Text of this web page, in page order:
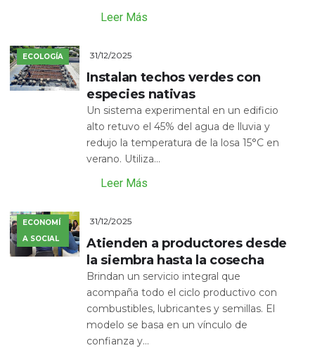
Leer Más
ECOLOGÍA 31/12/2025
Instalan techos verdes con
especies nativas
Un sistema experimental en un edificio
alto retuvo el 45% del agua de lluvia y
redujo la temperatura de la losa 15°C en
verano. Utiliza...
Leer Más
ECONOMÍ
A SOCIAL
31/12/2025
Atienden a productores desde
la siembra hasta la cosecha
Brindan un servicio integral que
acompaña todo el ciclo productivo con
combustibles, lubricantes y semillas. El
modelo se basa en un vínculo de
confianza y...